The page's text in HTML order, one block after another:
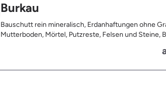
Burkau
Bauschutt rein mineralisch, Erdanhaftungen ohne
Mutterboden, Mörtel, Putzreste, Felsen und Steine,